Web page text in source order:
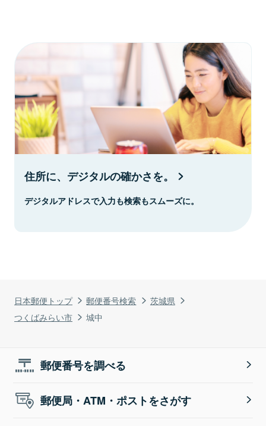
日本郵便トップ 郵便番号検索
茨城県
つくばみらい市
城中
住所に、デジタルの確かさを。
デジタルアドレスで入力も検索もスムーズに。
郵便番号を調べる
郵便局・ATM・ポストをさがす